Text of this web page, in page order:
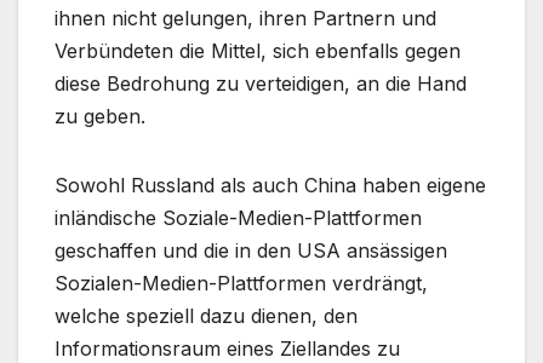
ihnen nicht gelungen, ihren Partnern und
Verbündeten die Mittel, sich ebenfalls gegen
diese Bedrohung zu verteidigen, an die Hand
zu geben.
Sowohl Russland als auch China haben eigene
inländische Soziale-Medien-Plattformen
geschaffen und die in den USA ansässigen
Sozialen-Medien-Plattformen verdrängt,
welche speziell dazu dienen, den
Informationsraum eines Ziellandes zu